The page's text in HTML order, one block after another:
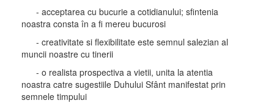
- acceptarea cu bucurie a cotidianului; sfintenia
noastra consta în a fi mereu bucurosi
- creativitate si flexibilitate este semnul salezian al
muncii noastre cu tinerii
- o realista prospectiva a vietii, unita la atentia
noastra catre sugestiile Duhului Sfânt manifestat prin
semnele timpului